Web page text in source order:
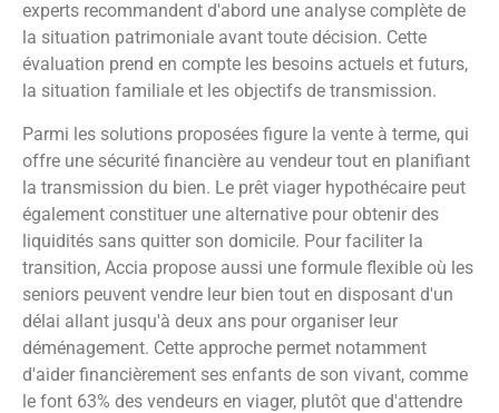
experts recommandent d'abord une analyse complète de
la situation patrimoniale avant toute décision. Cette
évaluation prend en compte les besoins actuels et futurs,
la situation familiale et les objectifs de transmission.
Parmi les solutions proposées figure la vente à terme, qui
offre une sécurité financière au vendeur tout en planifiant
la transmission du bien. Le prêt viager hypothécaire peut
également constituer une alternative pour obtenir des
liquidités sans quitter son domicile. Pour faciliter la
transition, Accia propose aussi une formule flexible où les
seniors peuvent vendre leur bien tout en disposant d'un
délai allant jusqu'à deux ans pour organiser leur
déménagement. Cette approche permet notamment
d'aider financièrement ses enfants de son vivant, comme
le font 63% des vendeurs en viager, plutôt que d'attendre